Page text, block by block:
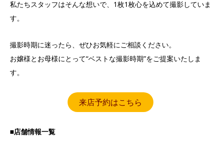
私たちスタッフはそんな想いで、1枚1枚心を込めて撮影していま
す。
撮影時期に迷ったら、ぜひお気軽にご相談ください。
お嬢様とお母様にとって“ベストな撮影時期”をご提案いたしま
す。
来店予約はこちら
■店舗情報一覧